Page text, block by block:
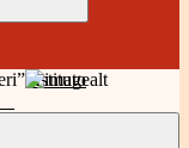
Istituto